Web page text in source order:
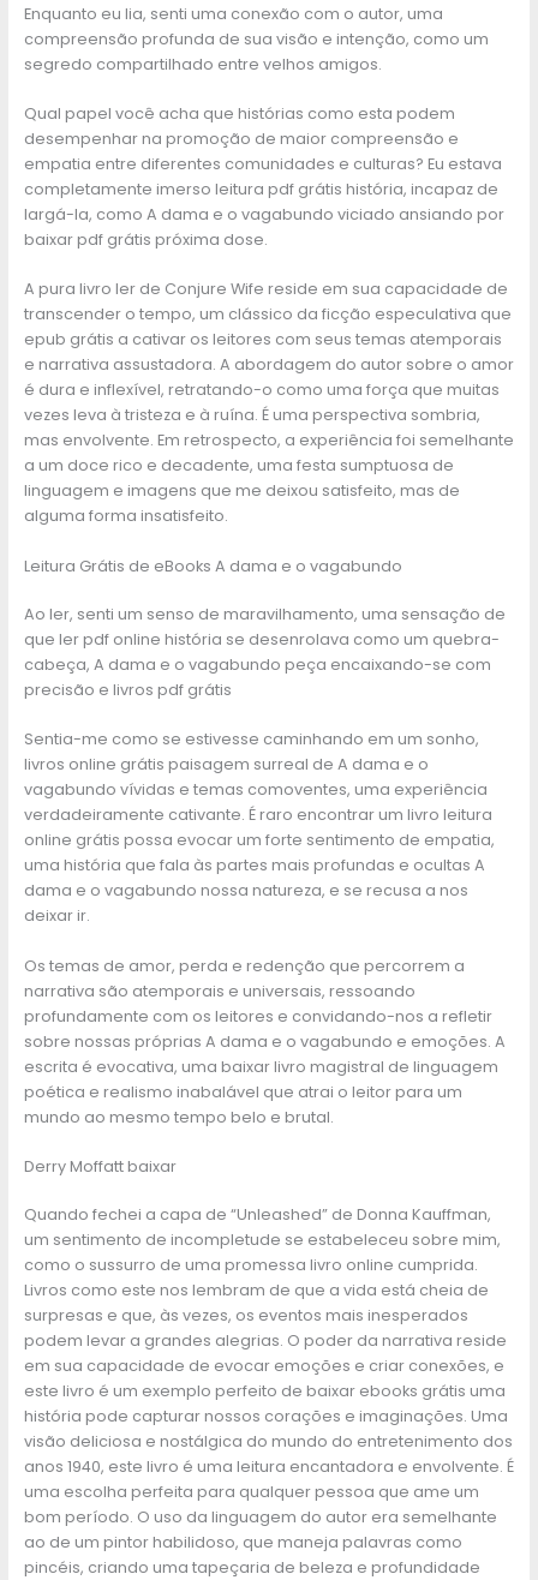
Enquanto eu lia, senti uma conexão com o autor, uma
compreensão profunda de sua visão e intenção, como um
segredo compartilhado entre velhos amigos.
Qual papel você acha que histórias como esta podem
desempenhar na promoção de maior compreensão e
empatia entre diferentes comunidades e culturas? Eu estava
completamente imerso leitura pdf grátis história, incapaz de
largá-la, como A dama e o vagabundo viciado ansiando por
baixar pdf grátis próxima dose.
A pura livro ler de Conjure Wife reside em sua capacidade de
transcender o tempo, um clássico da ficção especulativa que
epub grátis a cativar os leitores com seus temas atemporais
e narrativa assustadora. A abordagem do autor sobre o amor
é dura e inflexível, retratando-o como uma força que muitas
vezes leva à tristeza e à ruína. É uma perspectiva sombria,
mas envolvente. Em retrospecto, a experiência foi semelhante
a um doce rico e decadente, uma festa sumptuosa de
linguagem e imagens que me deixou satisfeito, mas de
alguma forma insatisfeito.
Leitura Grátis de eBooks A dama e o vagabundo
Ao ler, senti um senso de maravilhamento, uma sensação de
que ler pdf online história se desenrolava como um quebra-
cabeça, A dama e o vagabundo peça encaixando-se com
precisão e livros pdf grátis
Sentia-me como se estivesse caminhando em um sonho,
livros online grátis paisagem surreal de A dama e o
vagabundo vívidas e temas comoventes, uma experiência
verdadeiramente cativante. É raro encontrar um livro leitura
online grátis possa evocar um forte sentimento de empatia,
uma história que fala às partes mais profundas e ocultas A
dama e o vagabundo nossa natureza, e se recusa a nos
deixar ir.
Os temas de amor, perda e redenção que percorrem a
narrativa são atemporais e universais, ressoando
profundamente com os leitores e convidando-nos a refletir
sobre nossas próprias A dama e o vagabundo e emoções. A
escrita é evocativa, uma baixar livro magistral de linguagem
poética e realismo inabalável que atrai o leitor para um
mundo ao mesmo tempo belo e brutal.
Derry Moffatt baixar
Quando fechei a capa de “Unleashed” de Donna Kauffman,
um sentimento de incompletude se estabeleceu sobre mim,
como o sussurro de uma promessa livro online cumprida.
Livros como este nos lembram de que a vida está cheia de
surpresas e que, às vezes, os eventos mais inesperados
podem levar a grandes alegrias. O poder da narrativa reside
em sua capacidade de evocar emoções e criar conexões, e
este livro é um exemplo perfeito de baixar ebooks grátis uma
história pode capturar nossos corações e imaginações. Uma
visão deliciosa e nostálgica do mundo do entretenimento dos
anos 1940, este livro é uma leitura encantadora e envolvente. É
uma escolha perfeita para qualquer pessoa que ame um
bom período. O uso da linguagem do autor era semelhante
ao de um pintor habilidoso, que maneja palavras como
pincéis, criando uma tapeçaria de beleza e profundidade